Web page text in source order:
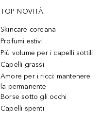
TOP NOVITÀ
Skincare coreana
Profumi estivi
Più volume per i capelli sottili
Capelli grassi
Amore per i ricci: mantenere
la permanente
Borse sotto gli occhi
Capelli spenti